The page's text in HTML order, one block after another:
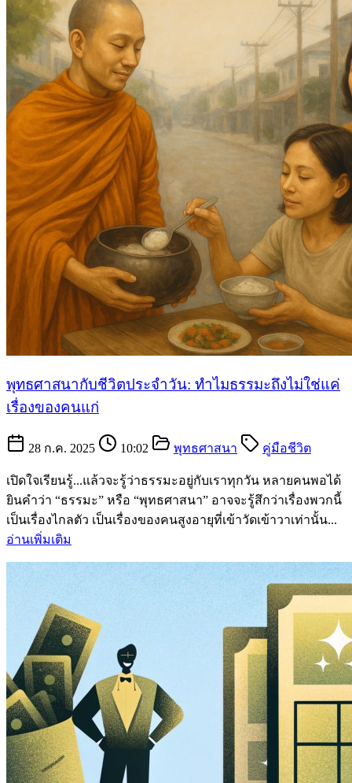
พุทธศาสนากับชีวิตประจำวัน: ทำไมธรรมะถึงไม่ใช่แค่
เรื่องของคนแก่
28 ก.ค. 2025 10:02 พุทธศาสนา คู่มือชีวิต
เปิดใจเรียนรู้...แล้วจะรู้ว่าธรรมะอยู่กับเราทุกวัน หลายคนพอได้
ยินคำว่า “ธรรมะ” หรือ “พุทธศาสนา” อาจจะรู้สึกว่าเรื่องพวกนี้
เป็นเรื่องไกลตัว เป็นเรื่องของคนสูงอายุที่เข้าวัดเข้าวาเท่านั้น...
อ่านเพิ่มเติม